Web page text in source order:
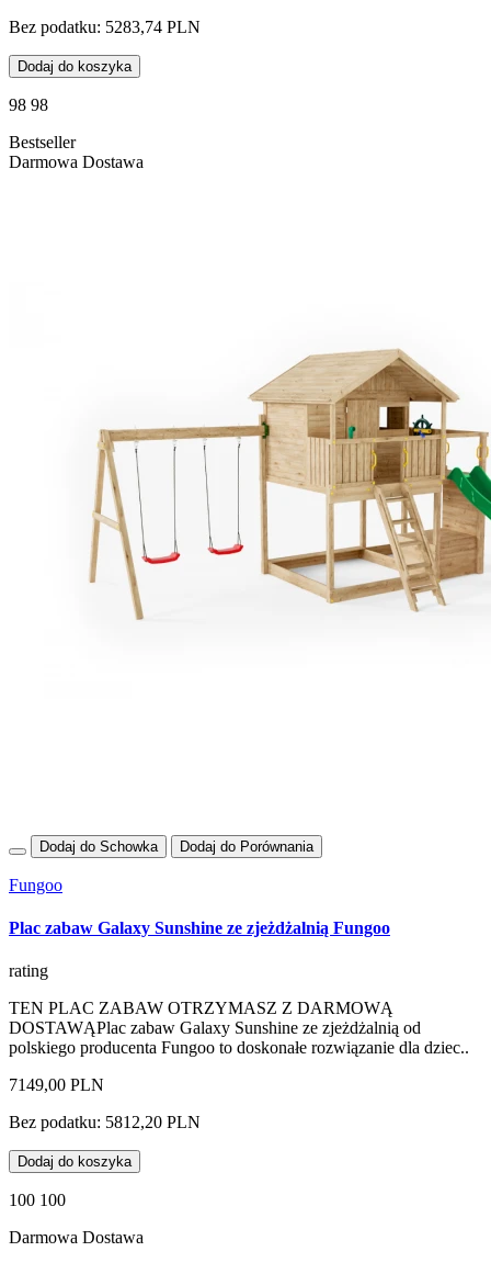
Bez podatku: 5283,74 PLN
Dodaj do koszyka
98 98
Bestseller
Darmowa Dostawa
Dodaj do Schowka Dodaj do Porównania
Fungoo
Plac zabaw Galaxy Sunshine ze zjeżdżalnią Fungoo
rating
TEN PLAC ZABAW OTRZYMASZ Z DARMOWĄ
DOSTAWĄPlac zabaw Galaxy Sunshine ze zjeżdżalnią od
polskiego producenta Fungoo to doskonałe rozwiązanie dla dziec..
7149,00 PLN
Bez podatku: 5812,20 PLN
Dodaj do koszyka
100 100
Darmowa Dostawa